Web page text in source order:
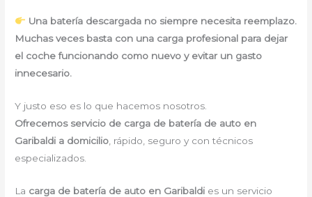
Una batería descargada no siempre necesita reemplazo.
Muchas veces basta con una carga profesional para dejar
el coche funcionando como nuevo y evitar un gasto
innecesario.
Y justo eso es lo que hacemos nosotros.
Ofrecemos servicio de carga de batería de auto en
Garibaldi a domicilio , rápido, seguro y con técnicos
especializados.
La carga de batería de auto en Garibaldi es un servicio